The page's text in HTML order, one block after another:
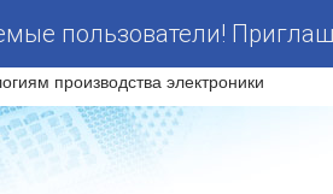
пользователи!
производства электроники